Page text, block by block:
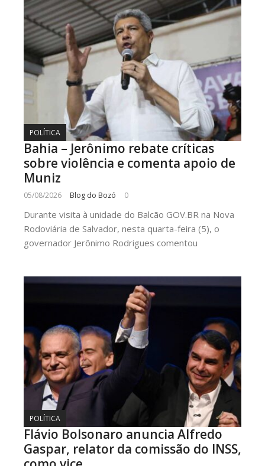
POLÍTICA
Bahia – Jerônimo rebate críticas
sobre violência e comenta apoio de
Muniz
05/08/2026 Blog do Bozó 0
Durante visita à unidade do Balcão GOV.BR na Nova
Rodoviária de Salvador, nesta quarta-feira (5), o
governador Jerônimo Rodrigues comentou
POLÍTICA
Flávio Bolsonaro anuncia Alfredo
Gaspar, relator da comissão do INSS,